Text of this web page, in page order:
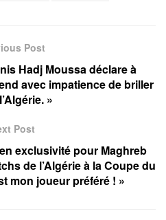
Post
Hadj Moussa déclare à
avec impatience de briller
»
Post
exclusivité pour Maghreb
de l’Algérie à la Coupe du
mon joueur préféré ! »